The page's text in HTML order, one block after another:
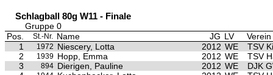
Schlagball 80g W11 - Finale
Gruppe 0
Pos.
St.-Nr. Name JG LV
Verein
1
1972 Niescery, Lotta 2012 WE
TSV
2
1939 Hopp, Emma 2012 WE
TSV
3
894 Dierigen, Pauline 2012 WE
DJK